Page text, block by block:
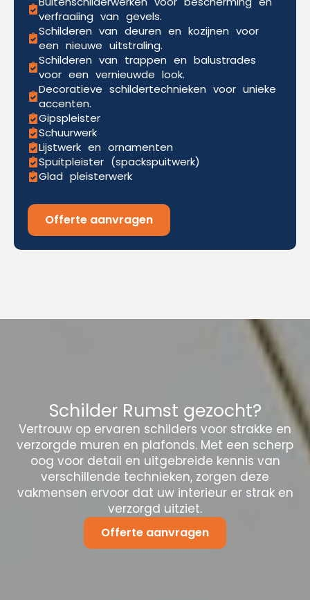
verfraaiing van gevels.
Schilderen van deuren en kozijnen voor
een nieuwe uitstraling.
Schilderen van trappen en balustrades
voor een vernieuwde look.
Decoratieve schildertechnieken voor unieke
accenten.
Gipspleister
Schuurwerk
Lijstwerk en ornamenten
Spuitpleister (spackspuitwerk)
Glad pleisterwerk
Offerte aanvragen
Schilder Rumst gezocht?
Vertrouw op ervaren schilders voor strakke en
verzorgde muren en plafonds. Met een scherp
oog voor detail en uitgebreide kennis van
verschillende technieken, zorgen deze
vakmensen ervoor dat uw interieur er strak en
verzorgd uitziet.
Offerte aanvragen